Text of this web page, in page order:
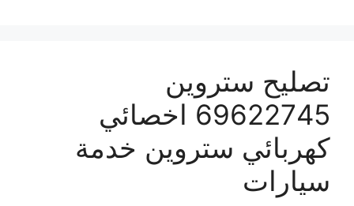
تصليح ستروين
69622745 اخصائي
كهربائي ستروين خدمة
سيارات